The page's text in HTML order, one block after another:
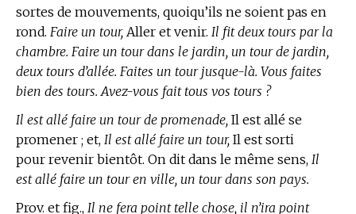
sortes de mouvements, quoiqu’ils ne soient pas en
rond. Faire un tour, Aller et venir. Il fit deux tours par la
chambre. Faire un tour dans le jardin, un tour de jardin,
deux tours d’allée. Faites un tour jusque-là. Vous faites
bien des tours. Avez-vous fait tous vos tours ?
Il est allé faire un tour de promenade, Il est allé se
promener ; et, Il est allé faire un tour, Il est sorti
pour revenir bientôt. On dit dans le même sens, Il
est allé faire un tour en ville, un tour dans son pays.
Prov. et fig., Il ne fera point telle chose, il n’ira point